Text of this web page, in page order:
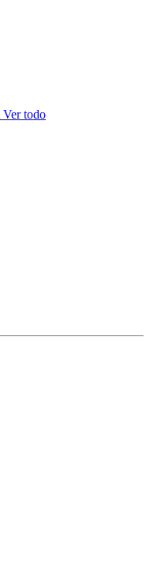
Ver todo